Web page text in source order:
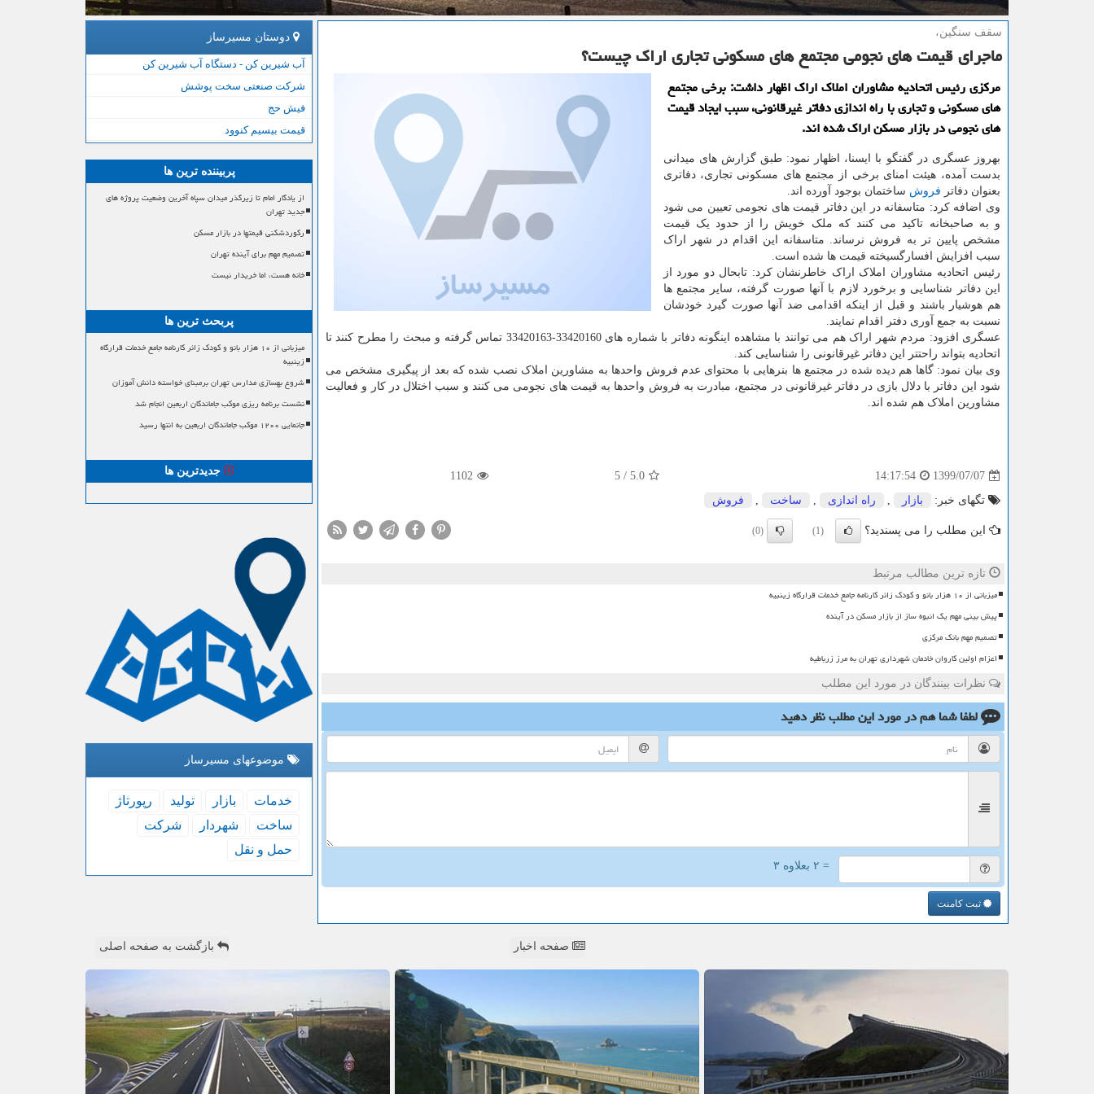
سقف سنگین،
ماجرای قیمت های نجومی مجتمع های مسكونی تجاری اراك چیست؟
مركزی رئیس اتحادیه مشاوران املاك اراك اظهار داشت: برخی مجتمع
های مسكونی و تجاری با راه اندازی دفاتر غیرقانونی، سبب ایجاد قیمت
های نجومی در بازار مسكن اراك شده اند.
بهروز عسگری در گفتگو با ایسنا، اظهار نمود: طبق گزارش های میدانی
بدست آمده، هیئت امنای برخی از مجتمع های مسکونی تجاری، دفاتری
بعنوان دفاتر فروش ساختمان بوجود آورده اند.
وی اضافه کرد: متاسفانه در این دفاتر قیمت های نجومی تعیین می شود
و به صاحبخانه تاکید می کنند که ملک خویش را از حدود یک قیمت
مشخص پایین تر به فروش نرساند. متاسفانه این اقدام در شهر اراک
سبب افزایش افسارگسیخته قیمت ها شده است.
رئیس اتحادیه مشاوران املاک اراک خاطرنشان کرد: تابحال دو مورد از
این دفاتر شناسایی و برخورد لازم با آنها صورت گرفته، سایر مجتمع ها
هم هوشیار باشند و قبل از اینکه اقدامی ضد آنها صورت گیرد خودشان
نسبت به جمع آوری دفتر اقدام نمایند.
عسگری افزود: مردم شهر اراک هم می توانند با مشاهده اینگونه دفاتر با شماره های 33420160-33420163 تماس گرفته و مبحث را مطرح کنند تا
اتحادیه بتواند راحتتر این دفاتر غیرقانونی را شناسایی کند.
وی بیان نمود: گاها هم دیده شده در مجتمع ها بنرهایی با محتوای عدم فروش واحدها به مشاورین املاک نصب شده که بعد از پیگیری مشخص می
شود این دفاتر با دلال بازی در دفاتر غیرقانونی در مجتمع، مبادرت به فروش واحدها به قیمت های نجومی می کنند و سبب اختلال در کار و فعالیت
مشاورین املاک هم شده اند.
1399/07/07
14:17:54
5.0
/
5
1102
تگهای خبر: بازار , راه اندازی , ساخت , فروش
این مطلب را می پسندید؟ (1)
(0)
تازه ترین مطالب مرتبط
میزبانی از ۱۰ هزار بانو و کودک زائر کارنامه جامع خدمات قرارگاه زینبیه
پیش بینی مهم یک انبوه ساز از بازار مسکن در آینده
تصمیم مهم بانک مرکزی
اعزام اولین کاروان خادمان شهرداری تهران به مرز زرباطیه
نظرات بینندگان در مورد این مطلب
لطفا شما همدر مورد این مطلبنظر دهید
= ۲ بعلاوه ۳
ثبت کامنت
دوستان مسیرساز
آب شیرین کن - دستگاه آب شیرین کن
شرکت صنعتی سخت پوشش
فیش حج
قیمت بیسیم کنوود
پربیننده ترین ها
از یادگار امام تا زیرگذر میدان سپاه آخرین وضعیت پروژه های
جدید تهران
رکوردشکنی قیمتها در بازار مسکن
تصمیم مهم برای آینده تهران
خانه هست، اما خریدار نیست
پربحث ترین ها
میزبانی از ۱۰ هزار بانو و کودک زائر کارنامه جامع خدمات قرارگاه
زینبیه
شروع بهسازی مدارس تهران برمبنای خواسته دانش آموزان
نشست برنامه ریزی موکب جاماندگان اربعین انجام شد
جانمایی ۱۲۰۰ موکب جاماندگان اربعین به انتها رسید
جدیدترین ها
موضوعهای مسیرساز
خدمات بازار تولید
رپورتاژ
ساخت
شهردار
شركت
حمل و نقل
صفحه اخبار بازگشت به صفحه اصلی